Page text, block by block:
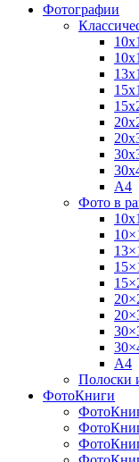
Фотографии
А4
Фото в
A4
Полоски
ФотоКниги